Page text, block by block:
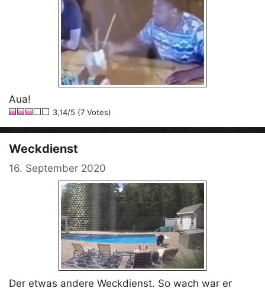
Aua!
3,14/5 (7 Votes)
Weckdienst
16. September 2020
Der etwas andere Weckdienst. So wach war er